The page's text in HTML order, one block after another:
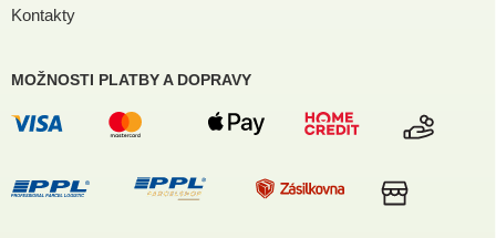
Kontakty
MOŽNOSTI PLATBY A DOPRAVY